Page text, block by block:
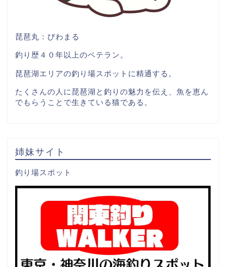
琵琶丸：びわまる
釣り歴４０年以上のベテラン。
琵琶湖エリアの釣り場スポットに精通する。
たくさんの人に琵琶湖と釣りの魅力を伝え、魚を恵ん
でもらうことで生きている猫である。
姉妹サイト
釣り場スポット